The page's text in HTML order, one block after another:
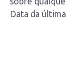
Data da